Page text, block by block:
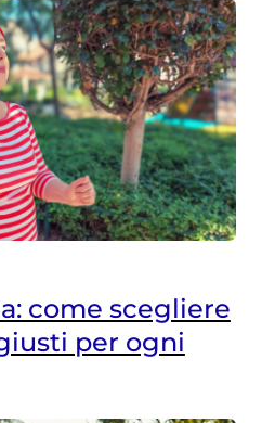
come scegliere
per ogni